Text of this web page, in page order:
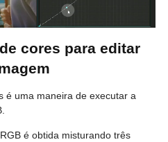
cores para editar
é uma maneira de executar a
é obtida misturando três